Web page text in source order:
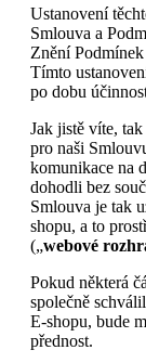
Ustanovení
Smlouva a
Znění
Tímto
po dobu
Jak jistě víte,
pro naši
komunikace na
dohodli bez
Smlouva je tak
shopu, a to
(„webové
Pokud některá
společně
E-shopu, bude
přednost.